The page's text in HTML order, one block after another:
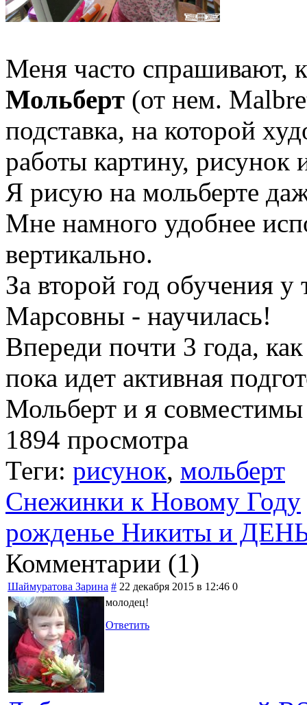
Меня часто спрашивают,
Мольберт (от нем.
подставка, на которой
работы картину, рисунок
Я рисую на мольберте
Мне намного удобнее
вертикально.
За второй год обучения у
Марсовны - научилась!
Впереди почти 3 года,
пока идет активная
Мольберт и я
1894 просмотра
Теги: рисунок, мольберт
Снежинки к Новому Году
рожденье Никиты и
Комментарии (1 )
Шаймуратова Зарина # 22 декабря 2015 в 12:46 0
молодец!
Ответить